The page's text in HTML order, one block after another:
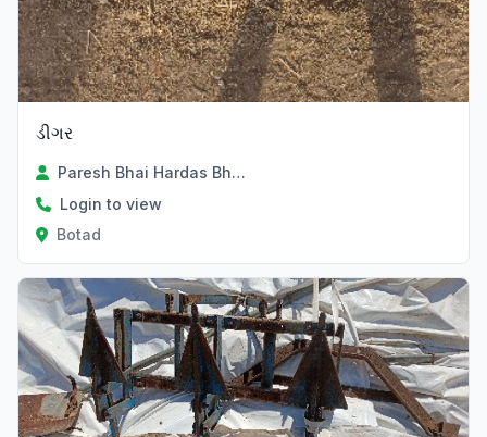
ડીગર
Paresh Bhai Hardas Bhai Panchani
Login to view
Botad